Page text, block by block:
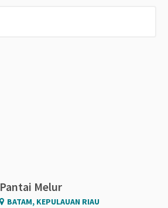
Pantai Melur
BATAM, KEPULAUAN RIAU